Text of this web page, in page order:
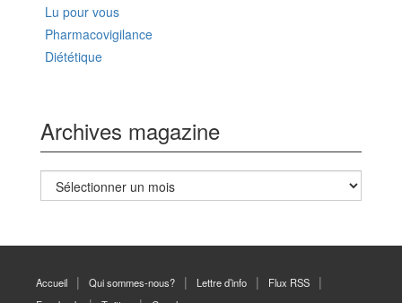
Lu pour vous
Pharmacovigilance
Diététique
Archives magazine
Archives
magazine
Accueil Qui sommes-nous? Lettre d’info
Flux RSS